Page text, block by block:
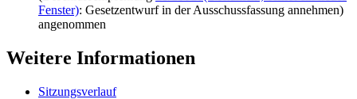
Fenster): Gesetzentwurf in der Ausschussfassung annehmen)
angenommen
Weitere Informationen
Sitzungsverlauf